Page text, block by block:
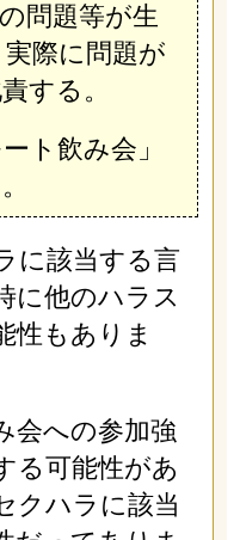
問題等が生
際に問題が
する。
ト飲み会」
に該当する言
に他のハラス
性もありま
会への参加強
る可能性があ
クハラに該当